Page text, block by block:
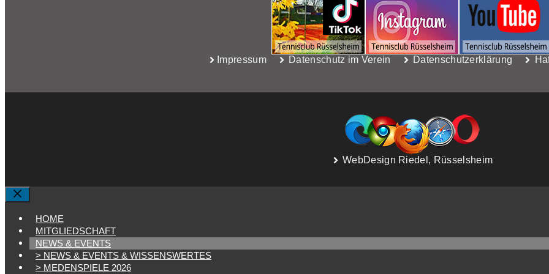
Impressum Datenschutz im Verein Datenschutzerklärung
WebDesign Riedel, Rüsselsheim
SCHLIESSEN
HOME
MITGLIEDSCHAFT
NEWS & EVENTS
> NEWS & EVENTS & WISSENSWERTES
> MEDENSPIELE 2026